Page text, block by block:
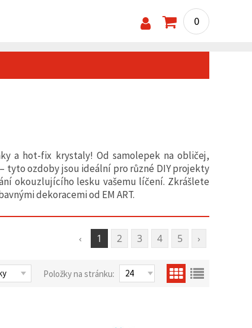
0
a hot-fix krystaly! Od samolepek na obličej,
tyto ozdoby jsou ideální pro různé DIY projekty
okouzlujícího lesku vašemu líčení. Zkrášlete
dekoracemi od EM ART.
‹ 1 2 3 4 5 ›
Položky na stránku: